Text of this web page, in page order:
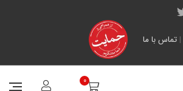
| تماس با ما
0